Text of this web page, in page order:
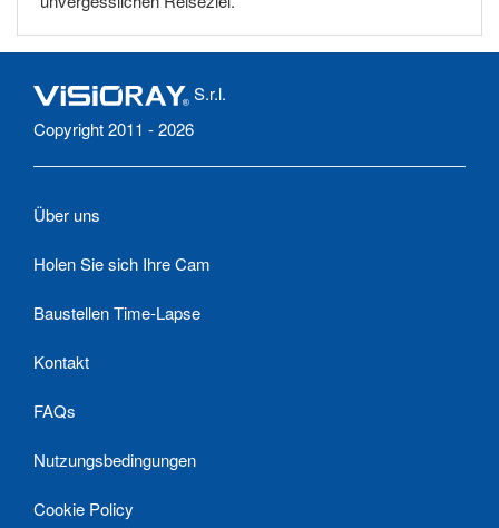
S.r.l.
Copyright 2011 - 2026
Über uns
Holen Sie sich Ihre Cam
Baustellen Time-Lapse
Kontakt
FAQs
Nutzungsbedingungen
Cookie Policy